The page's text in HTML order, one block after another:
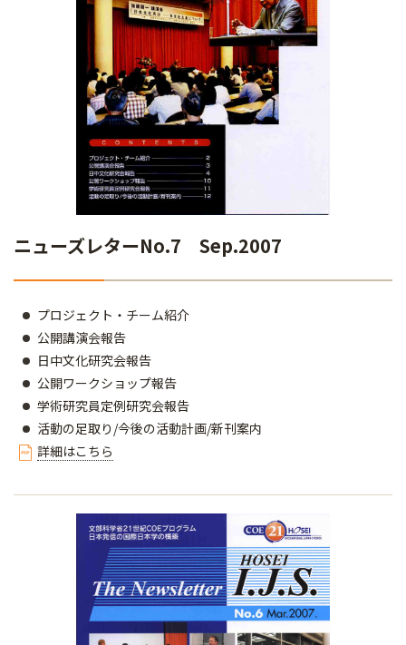
ニューズレターNo.7 Sep.2007
プロジェクト・チーム紹介
公開講演会報告
日中文化研究会報告
公開ワークショップ報告
学術研究員定例研究会報告
活動の足取り/今後の活動計画/新刊案内
詳細はこちら